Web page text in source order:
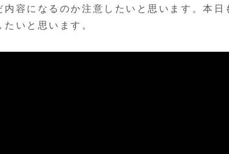
内容になるのか注意したいと思います。本
いと思います。